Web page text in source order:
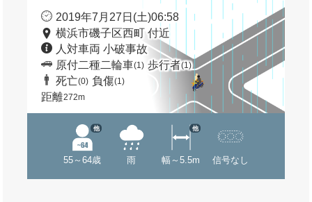
2019年7月27日(土)06:58
横浜市磯子区西町 付近
人対車両 小破事故
原付二種二輪車(1) 歩行者(1)
死亡(0) 負傷(1)
距離272m
55～64歳
他
雨 幅～5.5m
他
信号なし